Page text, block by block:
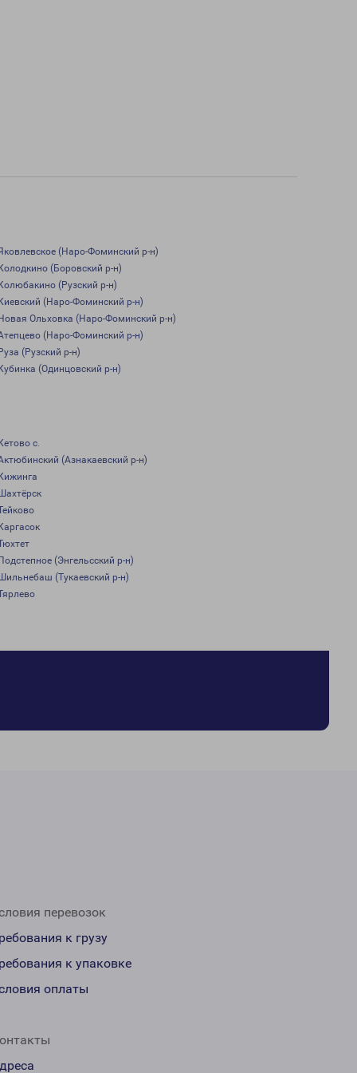
(Наро-Фоминский р-н)
(Боровский р-н)
(Рузский р-н)
(Наро-Фоминский р-н)
Ольховка (Наро-Фоминский р-н)
(Наро-Фоминский р-н)
(Рузский р-н)
(Одинцовский р-н)
с.
(Азнакаевский р-н)
(Энгельсский р-н)
(Тукаевский р-н)
перевозок
к грузу
к упаковке
оплаты